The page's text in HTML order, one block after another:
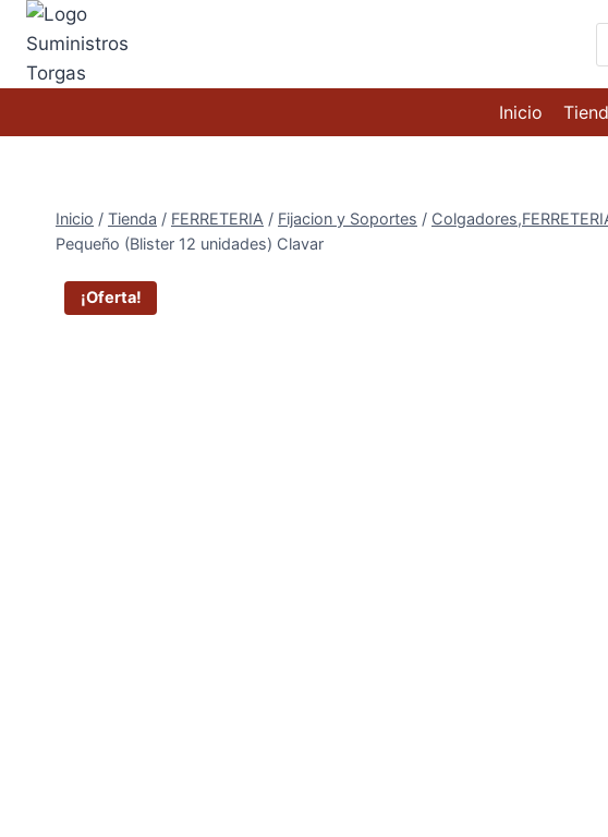
Saltar
contenido
Inicio
Inicio / Tienda / FERRETERIA / Fijacion y Soportes /
Pequeño (Blister 12 unidades) Clavar
¡Oferta!